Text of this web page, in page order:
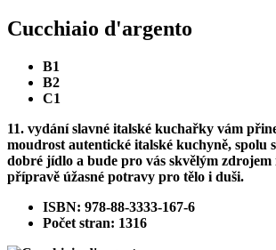
Cucchiaio d'argento
B1
B2
C1
11. vydání slavné italské kuchařky vám
moudrost autentické italské kuchyně, spolu
dobré jídlo a bude pro vás skvělým zdrojem
přípravě úžasné potravy pro tělo i duši.
ISBN: 978-88-3333-167-6
Počet stran: 1316